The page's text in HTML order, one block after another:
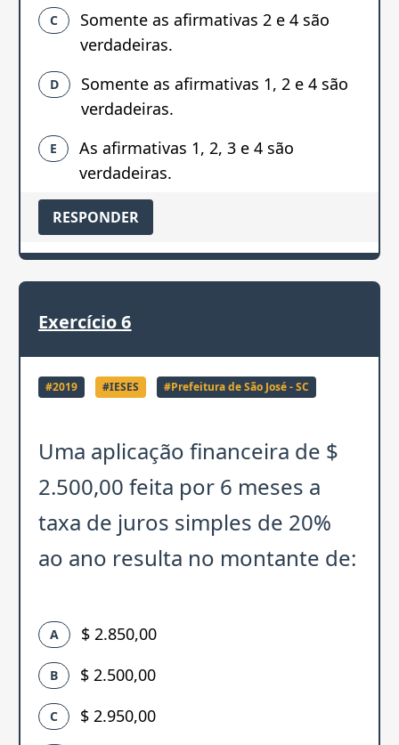
C
Somente as afirmativas 2 e 4 são
verdadeiras.
D
Somente as afirmativas 1, 2 e 4 são
verdadeiras.
E
As afirmativas 1, 2, 3 e 4 são
verdadeiras.
RESPONDER
Exercício6
#2019 #IESES #Prefeitura de São José - SC
Uma aplicação financeira de $
2.500,00 feita por 6 meses a
taxa de juros simples de 20%
ao ano resulta no montante de:
A $ 2.850,00
B $ 2.500,00
C $ 2.950,00